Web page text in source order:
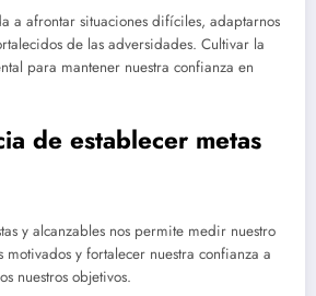
a afrontar situaciones difíciles, adaptarnos
de las adversidades. Cultivar la
para mantener nuestra confianza en
de establecer metas
y alcanzables nos permite medir nuestro
motivados y fortalecer nuestra confianza a
nuestros objetivos.